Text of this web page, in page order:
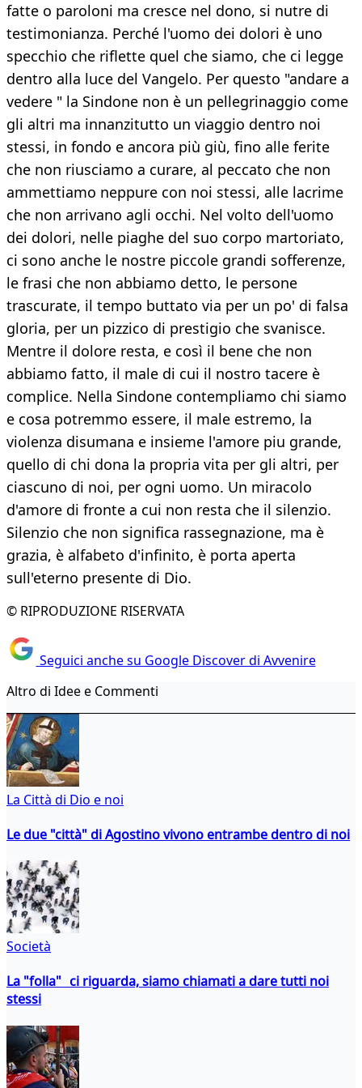
fatte o paroloni ma cresce nel dono, si nutre di
testimonianza. Perché l'uomo dei dolori è uno
specchio che riflette quel che siamo, che ci legge
dentro alla luce del Vangelo. Per questo "andare a
vedere " la Sindone non è un pellegrinaggio come
gli altri ma innanzitutto un viaggio dentro noi
stessi, in fondo e ancora più giù, fino alle ferite
che non riusciamo a curare, al peccato che non
ammettiamo neppure con noi stessi, alle lacrime
che non arrivano agli occhi. Nel volto dell'uomo
dei dolori, nelle piaghe del suo corpo martoriato,
ci sono anche le nostre piccole grandi sofferenze,
le frasi che non abbiamo detto, le persone
trascurate, il tempo buttato via per un po' di falsa
gloria, per un pizzico di prestigio che svanisce.
Mentre il dolore resta, e così il bene che non
abbiamo fatto, il male di cui il nostro tacere è
complice. Nella Sindone contempliamo chi siamo
e cosa potremmo essere, il male estremo, la
violenza disumana e insieme l'amore piu grande,
quello di chi dona la propria vita per gli altri, per
ciascuno di noi, per ogni uomo. Un miracolo
d'amore di fronte a cui non resta che il silenzio.
Silenzio che non significa rassegnazione, ma è
grazia, è alfabeto d'infinito, è porta aperta
sull'eterno presente di Dio.
© RIPRODUZIONE RISERVATA
Seguici anche su Google Discover di Avvenire
Altro di Idee e Commenti
La Città di Dio e noi
Le due "città" di Agostino vivono entrambe dentro di noi
Società
La "folla" ci riguarda, siamo chiamati a dare tutti noi
stessi